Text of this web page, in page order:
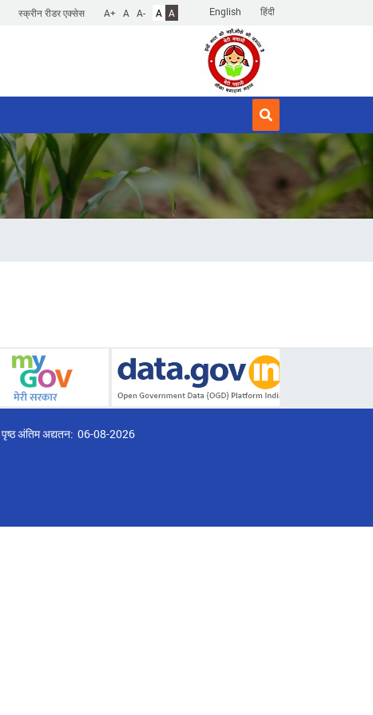
English हिंदी
स्क्रीन रीडर एक्सेस A+ A A- A A
पृष्ठ अंतिम अद्यतन: 06-08-2026